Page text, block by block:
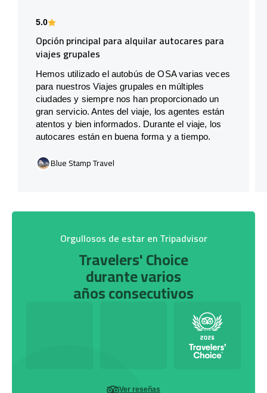
5.0
Opción principal para alquilar autocares para
viajes grupales
Hemos utilizado el autobús de OSA varias veces
para nuestros Viajes grupales en múltiples
ciudades y siempre nos han proporcionado un
gran servicio. Antes del viaje, los agentes están
atentos y bien informados. Durante el viaje, los
autocares están en buena forma y a tiempo.
Blue Stamp Travel
Orgullosos de estar en Tripadvisor
Travelers' Choice
durante varios
años consecutivos
Ver reseñas